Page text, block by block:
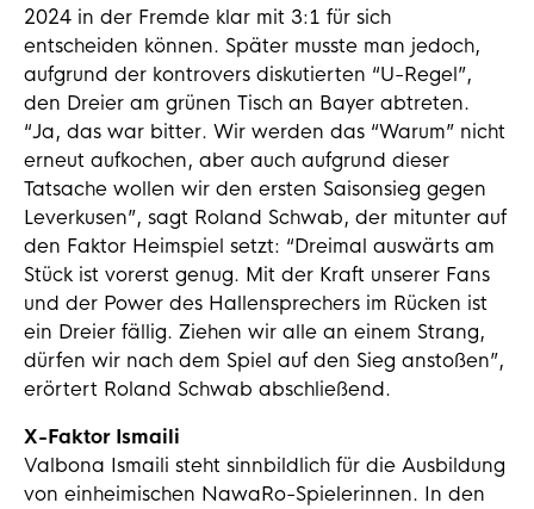
2024 in der Fremde klar mit 3:1 für sich
entscheiden können. Später musste man jedoch,
aufgrund der kontrovers diskutierten “U-Regel”,
den Dreier am grünen Tisch an Bayer abtreten.
“Ja, das war bitter. Wir werden das “Warum” nicht
erneut aufkochen, aber auch aufgrund dieser
Tatsache wollen wir den ersten Saisonsieg gegen
Leverkusen”, sagt Roland Schwab, der mitunter auf
den Faktor Heimspiel setzt: “Dreimal auswärts am
Stück ist vorerst genug. Mit der Kraft unserer Fans
und der Power des Hallensprechers im Rücken ist
ein Dreier fällig. Ziehen wir alle an einem Strang,
dürfen wir nach dem Spiel auf den Sieg anstoßen”,
erörtert Roland Schwab abschließend.
X-Faktor Ismaili
Valbona Ismaili steht sinnbildlich für die Ausbildung
von einheimischen NawaRo-Spielerinnen. In den